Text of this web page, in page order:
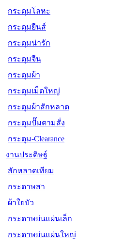
กระดุมโลหะ
กระดุมยีนส์
กระดุมน่ารัก
กระดุมจีน
กระดุมผ้า
กระดุมเม็ดใหญ่
กระดุมผ้าสักหลาด
กระดุมปั๊มตามสั่ง
กระดุม-Clearance
งานประดิษฐ์
สักหลาดเทียม
กระดาษสา
ผ้าใยบัว
กระดาษย่นแผ่นเล็ก
กระดาษย่นแผ่นใหญ่